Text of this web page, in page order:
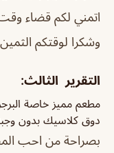
اتمني لكم قضاء
وشكرا لوقتكم الثمين
التقرير الثالث:
مطعم مميز خاصة
دوق كلاسيك بدون
بصراحة من احب